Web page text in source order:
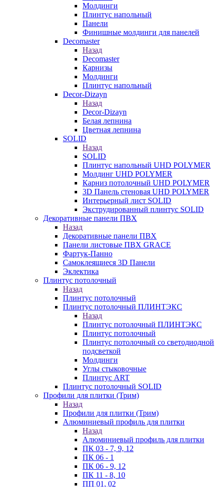
Молдинги
Плинтус напольный
Панели
Финишные молдинги для панелей
Decomaster
Назад
Decomaster
Карнизы
Молдинги
Плинтус напольный
Decor-Dizayn
Назад
Decor-Dizayn
Белая лепнина
Цветная лепнина
SOLID
Назад
SOLID
Плинтус напольный UHD POLYMER
Молдинг UHD POLYMER
Карниз потолочный UHD POLYMER
3D Панель стеновая UHD POLYMER
Интерьерный лист SOLID
Экструдированный плинтус SOLID
Декоративные панели ПВХ
Назад
Декоративные панели ПВХ
Панели листовые ПВХ GRACE
Фартук-Панно
Самоклеящиеся 3D Панели
Эклектика
Плинтус потолочный
Назад
Плинтус потолочный
Плинтус потолочный ПЛИНТЭКС
Назад
Плинтус потолочный ПЛИНТЭКС
Плинтус потолочный
Плинтус потолочный со светодиодной
подсветкой
Молдинги
Углы стыковочные
Плинтус ART
Плинтус потолочный SOLID
Профили для плитки (Трим)
Назад
Профили для плитки (Трим)
Алюминиевый профиль для плитки
Назад
Алюминиевый профиль для плитки
ПК 03 - 7, 9, 12
ПК 06 - 1
ПК 06 - 9, 12
ПК 11 - 8, 10
ПП 01, 02